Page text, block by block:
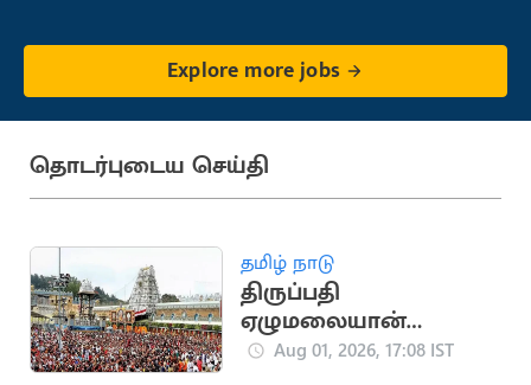
Explore more jobs
தொடர்புடைய செய்தி
தமிழ் நாடு
திருப்பதி
ஏழுமலையான்
கோயிலில் செப்.15-ல்
Aug 01, 2026, 17:08 IST